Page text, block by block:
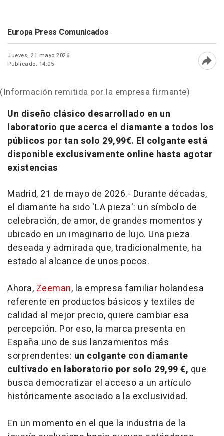
Europa Press Comunicados
Jueves, 21 mayo 2026
Publicado: 14:05
(Información remitida por la empresa firmante)
Un diseño clásico desarrollado en un
laboratorio que acerca el diamante a todos los
públicos por tan solo 29,99€. El colgante está
disponible exclusivamente online hasta agotar
existencias
Madrid, 21 de mayo de 2026.- Durante décadas,
el diamante ha sido 'LA pieza': un símbolo de
celebración, de amor, de grandes momentos y
ubicado en un imaginario de lujo. Una pieza
deseada y admirada que, tradicionalmente, ha
estado al alcance de unos pocos.
Ahora, Zeeman, la empresa familiar holandesa
referente en productos básicos y textiles de
calidad al mejor precio, quiere cambiar esa
percepción. Por eso, la marca presenta en
España uno de sus lanzamientos más
sorprendentes: un colgante con diamante
cultivado en laboratorio por solo 29,99 €, que
busca democratizar el acceso a un artículo
históricamente asociado a la exclusividad.
En un momento en el que la industria de la